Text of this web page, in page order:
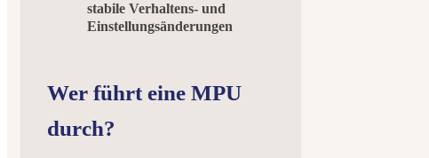
stabile Verhaltens- und
Einstellungsänderungen
Wer führt eine MPU
durch?